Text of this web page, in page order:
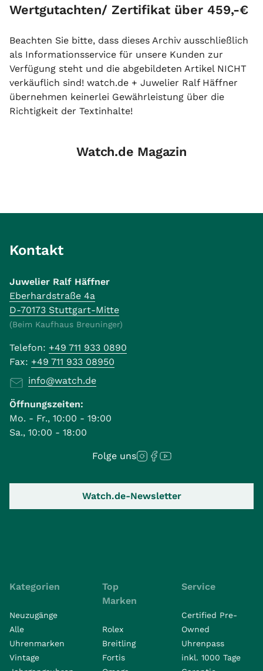
Wertgutachten/ Zertifikat über 459,-€
Beachten Sie bitte, dass dieses Archiv ausschließlich
als Informationsservice für unsere Kunden zur
Verfügung steht und die abgebildeten Artikel NICHT
verkäuflich sind! watch.de + Juwelier Ralf Häffner
übernehmen keinerlei Gewährleistung über die
Richtigkeit der Textinhalte!
Watch.de Magazin
Kontakt
Juwelier Ralf Häffner
Eberhardstraße 4a
D-70173 Stuttgart-Mitte
(Beim Kaufhaus Breuninger)
Telefon: +49 711 933 0890
Fax: +49 711 933 08950
info@watch.de
Öffnungszeiten:
Mo. - Fr., 10:00 - 19:00
Sa., 10:00 - 18:00
Folge uns
Watch.de-Newsletter
Kategorien
Neuzugänge
Alle
Uhrenmarken
Vintage
Top
Marken
Rolex
Breitling
Fortis
Service
Certified Pre-
Owned
Uhrenpass
inkl. 1000 Tage